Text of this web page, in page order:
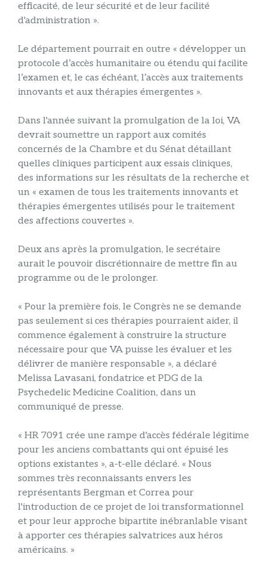
efficacité, de leur sécurité et de leur facilité
d'administration ».
Le département pourrait en outre « développer un
protocole d’accès humanitaire ou étendu qui facilite
l’examen et, le cas échéant, l’accès aux traitements
innovants et aux thérapies émergentes ».
Dans l'année suivant la promulgation de la loi, VA
devrait soumettre un rapport aux comités
concernés de la Chambre et du Sénat détaillant
quelles cliniques participent aux essais cliniques,
des informations sur les résultats de la recherche et
un « examen de tous les traitements innovants et
thérapies émergentes utilisés pour le traitement
des affections couvertes ».
Deux ans après la promulgation, le secrétaire
aurait le pouvoir discrétionnaire de mettre fin au
programme ou de le prolonger.
« Pour la première fois, le Congrès ne se demande
pas seulement si ces thérapies pourraient aider, il
commence également à construire la structure
nécessaire pour que VA puisse les évaluer et les
délivrer de manière responsable », a déclaré
Melissa Lavasani, fondatrice et PDG de la
Psychedelic Medicine Coalition, dans un
communiqué de presse.
« HR 7091 crée une rampe d'accès fédérale légitime
pour les anciens combattants qui ont épuisé les
options existantes », a-t-elle déclaré. « Nous
sommes très reconnaissants envers les
représentants Bergman et Correa pour
l'introduction de ce projet de loi transformationnel
et pour leur approche bipartite inébranlable visant
à apporter ces thérapies salvatrices aux héros
américains. »